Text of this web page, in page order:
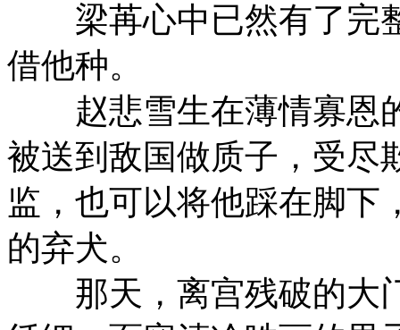
梁苒心中已然有了完
借他种。
赵悲雪生在薄情寡恩
被送到敌国做质子，受尽
监，也可以将他踩在脚下
的弃犬。
那天，离宫残破的大